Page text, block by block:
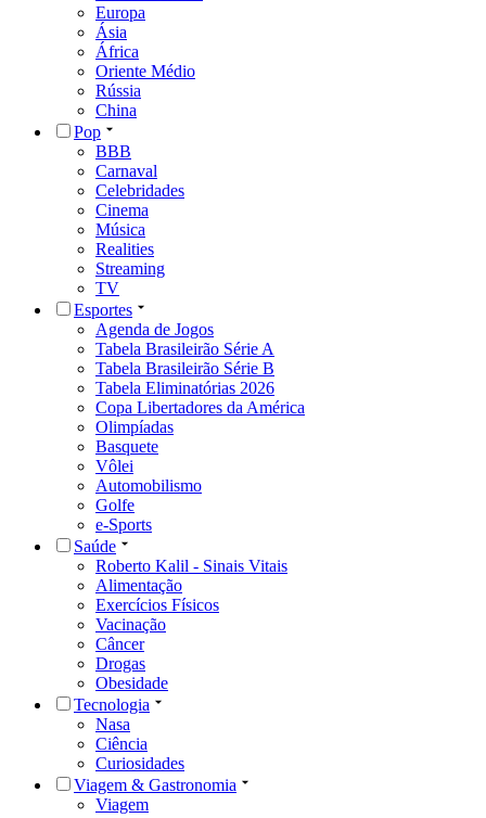
Europa
Ásia
África
Oriente Médio
Rússia
China
Pop
BBB
Carnaval
Celebridades
Cinema
Música
Realities
Streaming
TV
Esportes
Agenda de Jogos
Tabela Brasileirão Série A
Tabela Brasileirão Série B
Tabela Eliminatórias 2026
Copa Libertadores da América
Olimpíadas
Basquete
Vôlei
Automobilismo
Golfe
e-Sports
Saúde
Roberto Kalil - Sinais Vitais
Alimentação
Exercícios Físicos
Vacinação
Câncer
Drogas
Obesidade
Tecnologia
Nasa
Ciência
Curiosidades
Viagem & Gastronomia
Viagem